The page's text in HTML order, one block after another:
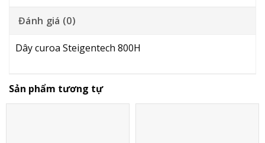
Đánh giá (0)
Dây curoa Steigentech 800H
Sản phẩm tương tự